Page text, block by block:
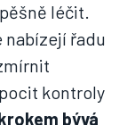
léčit.
nabízejí řadu
kontroly
bývá